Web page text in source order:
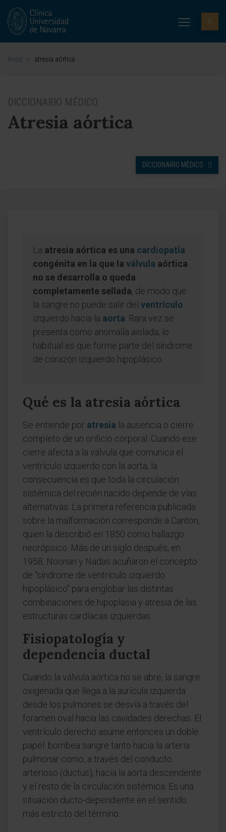
Inicio > atresia aórtica
DICCIONARIO MÉDICO
Atresia aórtica
DICCIONARIO MÉDICO
La atresia aórtica es una cardiopatía
congénita en la que la válvula aórtica
no se desarrolla o queda
completamente sellada, de modo que
la sangre no puede salir del ventrículo
izquierdo hacia la aorta . Rara vez se
presenta como anomalía aislada; lo
habitual es que forme parte del síndrome
de corazón izquierdo hipoplásico.
Qué es la atresia aórtica
Se entiende por atresia la ausencia o cierre
completo de un orificio corporal. Cuando ese
cierre afecta a la válvula que comunica el
ventrículo izquierdo con la aorta, la
consecuencia es que toda la circulación
sistémica del recién nacido depende de vías
alternativas. La primera referencia publicada
sobre la malformación corresponde a Canton,
quien la describió en 1850 como hallazgo
necrópsico. Más de un siglo después, en
1958, Noonan y Nadas acuñaron el concepto
de "síndrome de ventrículo izquierdo
hipoplásico" para englobar las distintas
combinaciones de hipoplasia y atresia de las
estructuras cardíacas izquierdas.
Fisiopatología y
dependencia ductal
Cuando la válvula aórtica no se abre, la sangre
oxigenada que llega a la aurícula izquierda
desde los pulmones se desvía a través del
foramen oval hacia las cavidades derechas. El
ventrículo derecho asume entonces un doble
papel: bombea sangre tanto hacia la arteria
pulmonar como, a través del conducto
arterioso (ductus), hacia la aorta descendente
y el resto de la circulación sistémica. Es una
situación ducto-dependiente en el sentido
más estricto del término.